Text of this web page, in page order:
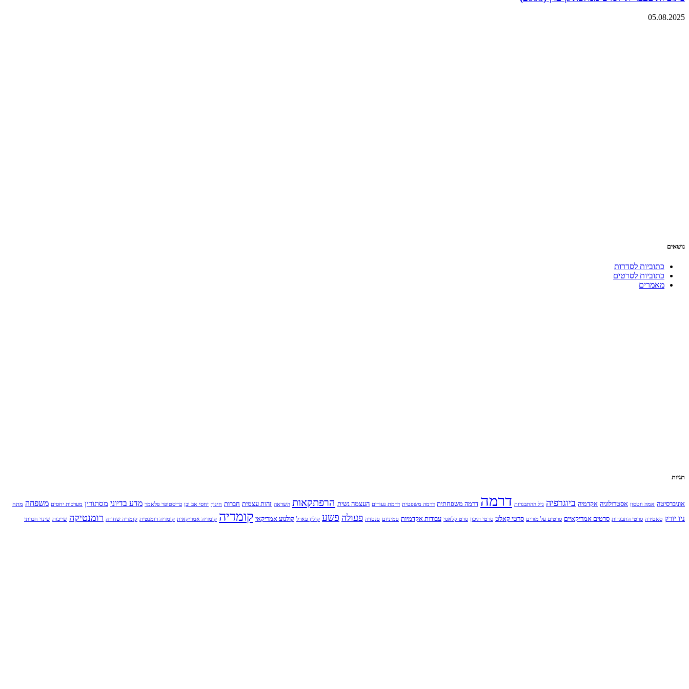
05.08.2025
נושאים
כתוביות לסדרות
כתוביות לסרטים
מאמרים
תגיות
אוניברסיטה אמה ווטסון אסטרולוגיה אקדמיה ביוגרפיה גיל ההתבגרות דרמה דרמה משפחתית דרמה משפטית דרמת נעורים העצמה נשית הרפתקאות השראה זהות עצמית חברות חינוך יחסי אב ובן כריסטופר פלאמר מדע בדיוני מסתורין מערכות יחסים משפחה מתח
ניו יורק סאטירה סרטי התבגרות סרטים אמריקאיים סרטים על מורים סרטי קאלט סרטי תיכון סרט קלאסי עבודות אקדמיות פמיניזם פנטזיה פעולה פשע קולין פארל קולנוע אמריקאי קומדיה קומדיה אמריקאית קומדיה רומנטית קומדיה שחורה רומנטיקה שייכות שינוי חברתי